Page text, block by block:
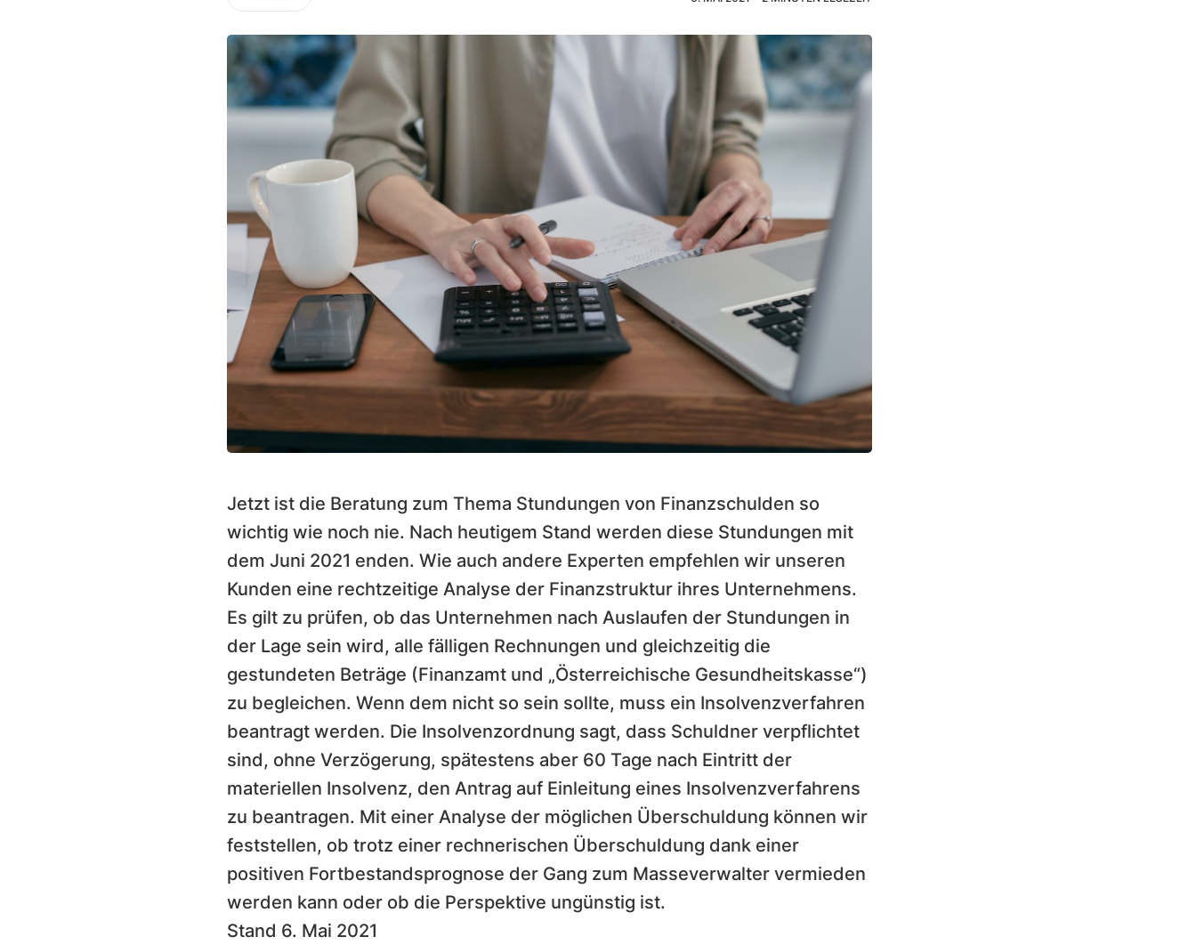
Jetzt ist die Beratung zum Thema Stundungen von Finanzschulden so
wichtig wie noch nie. Nach heutigem Stand werden diese Stundungen mit
dem Juni 2021 enden. Wie auch andere Experten empfehlen wir unseren
Kunden eine rechtzeitige Analyse der Finanzstruktur ihres Unternehmens.
Es gilt zu prüfen, ob das Unternehmen nach Auslaufen der Stundungen in
der Lage sein wird, alle fälligen Rechnungen und gleichzeitig die
gestundeten Beträge (Finanzamt und „Österreichische Gesundheitskasse“)
zu begleichen. Wenn dem nicht so sein sollte, muss ein Insolvenzverfahren
beantragt werden. Die Insolvenzordnung sagt, dass Schuldner verpflichtet
sind, ohne Verzögerung, spätestens aber 60 Tage nach Eintritt der
materiellen Insolvenz, den Antrag auf Einleitung eines Insolvenzverfahrens
zu beantragen. Mit einer Analyse der möglichen Überschuldung können wir
feststellen, ob trotz einer rechnerischen Überschuldung dank einer
positiven Fortbestandsprognose der Gang zum Masseverwalter vermieden
werden kann oder ob die Perspektive ungünstig ist.
Stand 6. Mai 2021